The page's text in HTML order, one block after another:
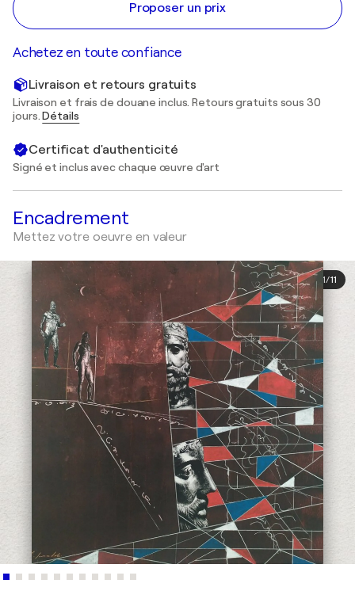
Proposer un prix
Achetez en toute confiance
Livraison et retours gratuits
Livraison et frais de douane inclus. Retours gratuits sous 30
jours.Détails
Certificat d'authenticité
Signé et inclus avec chaque œuvre d'art
Encadrement
Mettez votre oeuvre en valeur
1/11